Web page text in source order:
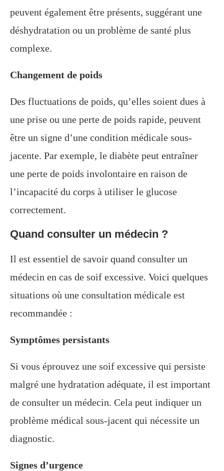
peuvent également être présents, suggérant une
déshydratation ou un problème de santé plus
complexe.
Changement de poids
Des fluctuations de poids, qu’elles soient dues à
une prise ou une perte de poids rapide, peuvent
être un signe d’une condition médicale sous-
jacente. Par exemple, le diabète peut entraîner
une perte de poids involontaire en raison de
l’incapacité du corps à utiliser le glucose
correctement.
Quand consulter un médecin ?
Il est essentiel de savoir quand consulter un
médecin en cas de soif excessive. Voici quelques
situations où une consultation médicale est
recommandée :
Symptômes persistants
Si vous éprouvez une soif excessive qui persiste
malgré une hydratation adéquate, il est important
de consulter un médecin. Cela peut indiquer un
problème médical sous-jacent qui nécessite un
diagnostic.
Signes d’urgence